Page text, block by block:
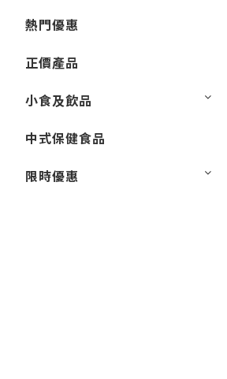
熱門優惠
正價產品
小食及飲品
中式保健食品
限時優惠